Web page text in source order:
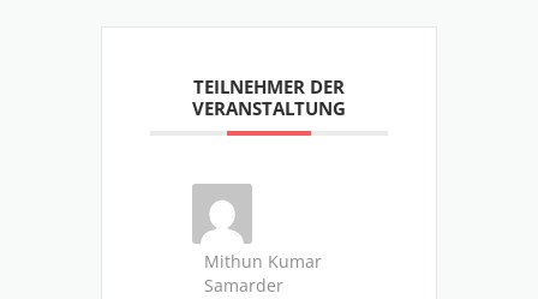
TEILNEHMER DER
VERANSTALTUNG
Mithun Kumar
Samarder